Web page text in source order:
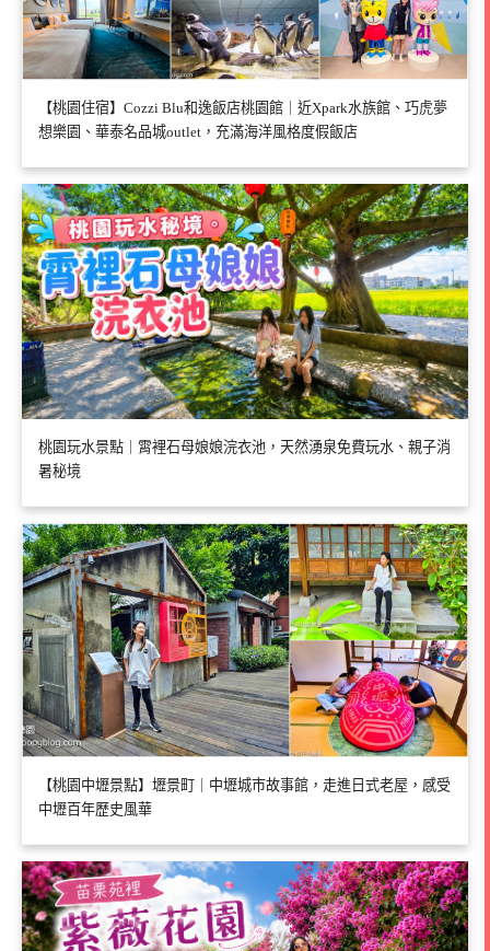
【桃園住宿】Cozzi Blu和逸飯店桃園館｜近Xpark水族館、巧虎夢
想樂園、華泰名品城outlet，充滿海洋風格度假飯店
桃園玩水景點｜霄裡石母娘娘浣衣池，天然湧泉免費玩水、親子消
暑秘境
【桃園中壢景點】壢景町｜中壢城市故事館，走進日式老屋，感受
中壢百年歷史風華